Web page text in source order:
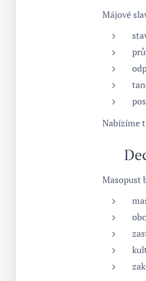
Májové
Nabízíme
🎭
Masopust